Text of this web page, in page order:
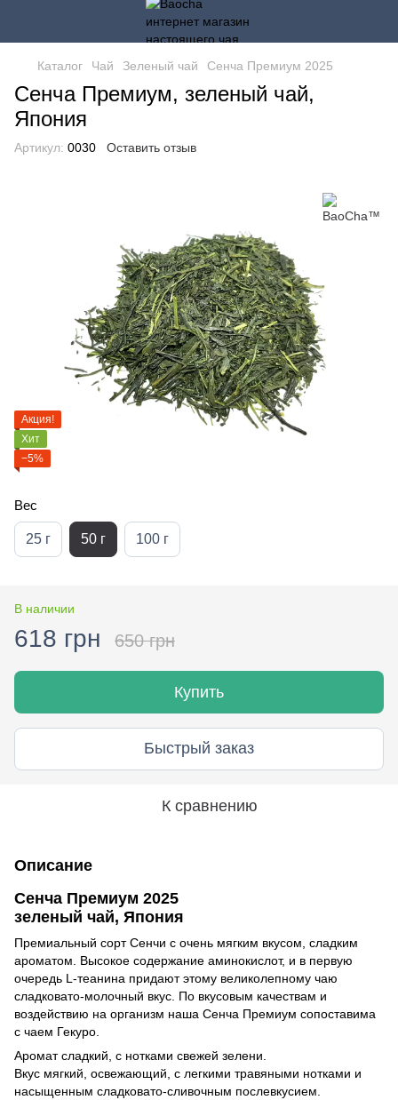
Каталог Чай Зеленый чай Сенча Премиум 2025
Сенча Премиум, зеленый чай,
Япония
Артикул: 0030 Оставить отзыв
Акция!
Хит
−5%
Вес
25 г 50 г 100 г
В наличии
618 грн 650 грн
Купить
Быстрый заказ
К сравнению
Описание
Сенча Премиум 2025
зеленый чай, Япония
Премиальный сорт Сенчи с очень мягким вкусом, сладким
ароматом. Высокое содержание аминокислот, и в первую
очередь L-теанина придают этому великолепному чаю
сладковато-молочный вкус. По вкусовым качествам и
воздействию на организм наша Сенча Премиум сопоставима
с чаем Гекуро.
Аромат сладкий, с нотками свежей зелени.
Вкус мягкий, освежающий, с легкими травяными нотками и
насыщенным сладковато-сливочным послевкусием.